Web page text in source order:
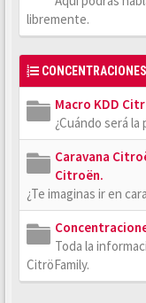
libremente.
Macro KDD
¿Cuándo será
Caravana
Citroën.
¿Te imaginas ir en
Toda la
CitröFamily.